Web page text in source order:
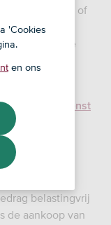
moet je kind of
en
dat boven de
Belastingdienst
belastingvrij
de aankoop van
'Cookies
en ons